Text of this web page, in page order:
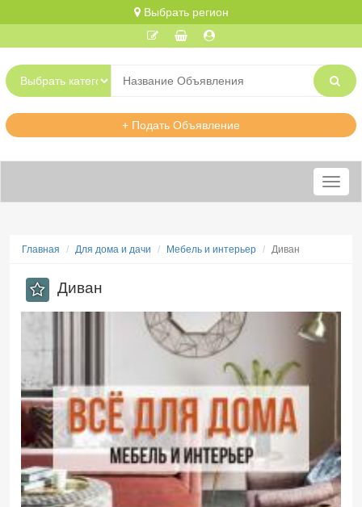
Выбрать регион
+ Подать Объявление
Меню
Главная Для дома и дачи Мебель и интерьер Диван
Диван